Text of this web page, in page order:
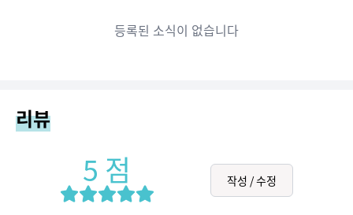
리뷰
5 점 작성 / 수정
등록된 소식이 없습니다